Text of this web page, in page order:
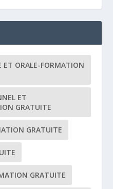
ORALE-FORMATION
ET
GRATUITE
GRATUITE
GRATUITE